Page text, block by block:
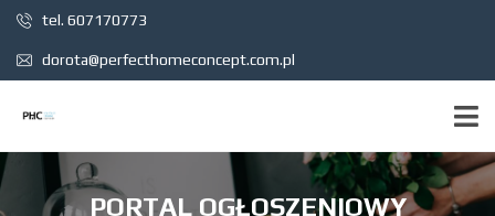
tel. 607170773
dorota@perfecthomeconcept.com.pl
PORTAL OGŁOSZENIOWY